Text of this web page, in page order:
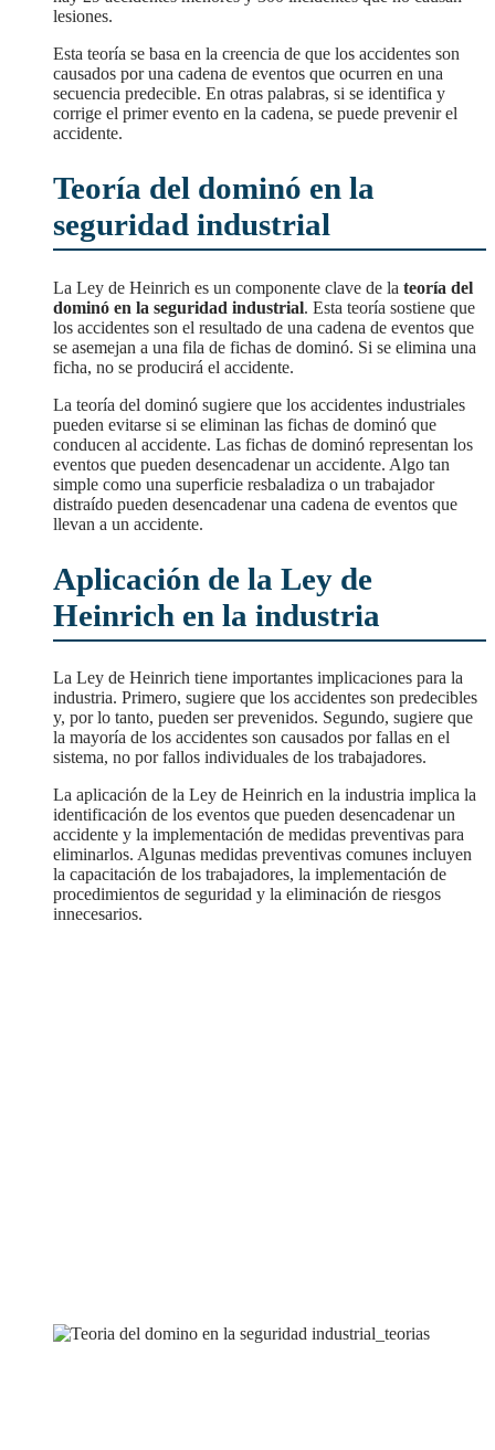
lesiones.
Esta teoría se basa en la creencia de que los accidentes son
causados por una cadena de eventos que ocurren en una
secuencia predecible. En otras palabras, si se identifica y
corrige el primer evento en la cadena, se puede prevenir el
accidente.
Teoría del dominó en la
seguridad industrial
La Ley de Heinrich es un componente clave de la teoría del
dominó en la seguridad industrial. Esta teoría sostiene que
los accidentes son el resultado de una cadena de eventos que
se asemejan a una fila de fichas de dominó. Si se elimina una
ficha, no se producirá el accidente.
La teoría del dominó sugiere que los accidentes industriales
pueden evitarse si se eliminan las fichas de dominó que
conducen al accidente. Las fichas de dominó representan los
eventos que pueden desencadenar un accidente. Algo tan
simple como una superficie resbaladiza o un trabajador
distraído pueden desencadenar una cadena de eventos que
llevan a un accidente.
Aplicación de la Ley de
Heinrich en la industria
La Ley de Heinrich tiene importantes implicaciones para la
industria. Primero, sugiere que los accidentes son predecibles
y, por lo tanto, pueden ser prevenidos. Segundo, sugiere que
la mayoría de los accidentes son causados por fallas en el
sistema, no por fallos individuales de los trabajadores.
La aplicación de la Ley de Heinrich en la industria implica la
identificación de los eventos que pueden desencadenar un
accidente y la implementación de medidas preventivas para
eliminarlos. Algunas medidas preventivas comunes incluyen
la capacitación de los trabajadores, la implementación de
procedimientos de seguridad y la eliminación de riesgos
innecesarios.